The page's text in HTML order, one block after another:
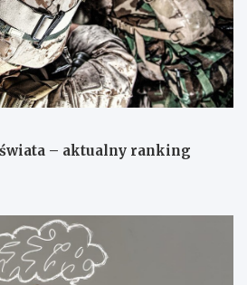
– aktualny ranking